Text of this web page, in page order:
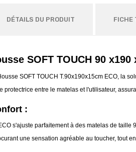
DÉTAILS DU PRODUIT FICHE
SOFT TOUCH 90 x190
SOFT TOUCH T.90x190x15cm ECO, la
protectrice entre le matelas et l'utilisateur,
:
s'ajuste parfaitement à des matelas de
une sensation agréable au toucher, tout